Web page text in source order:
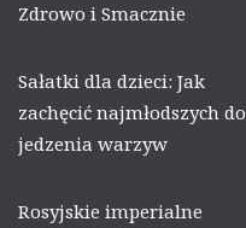
Zdrowo i Smacznie
Sałatki dla dzieci: Jak
zachęcić najmłodszych do
jedzenia warzyw
Rosyjskie imperialne